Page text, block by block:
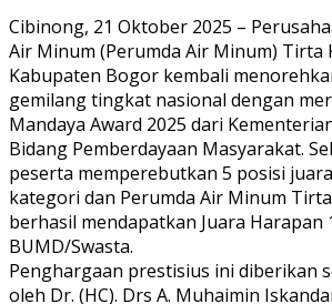
Link
Share
Cibinong, 21 Oktober 2025 –
Air Minum (Perumda Air Minum) Tirta
Kabupaten Bogor kembali
gemilang tingkat nasional dengan
Mandaya Award 2025 dari
Bidang Pemberdayaan Masyarakat.
peserta memperebutkan 5 posisi
kategori dan Perumda Air Minum
berhasil mendapatkan Juara Harapan
BUMD/Swasta.
Penghargaan prestisius ini diberikan
oleh Dr. (HC). Drs A. Muhaimin